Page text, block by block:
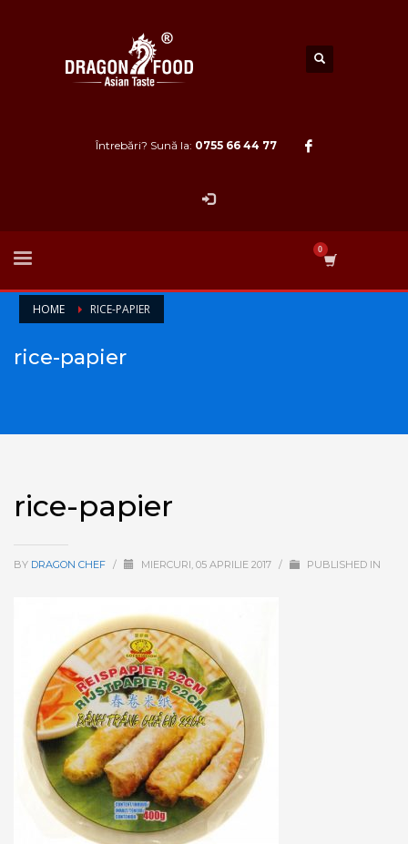
Întrebări? Sună la: 0755 66 44 77
HOME RICE-PAPIER
rice-papier
rice-papier
BY DRAGON CHEF / MIERCURI, 05 APRILIE 2017 / PUBLISHED IN